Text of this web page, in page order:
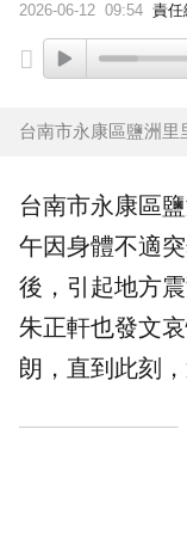
2026-06-12 09:54 責任
台南市永康區鹽洲里
台南市永康區
午因身體不適
後，引起地方
朱正軒也發文
朗，直到此刻